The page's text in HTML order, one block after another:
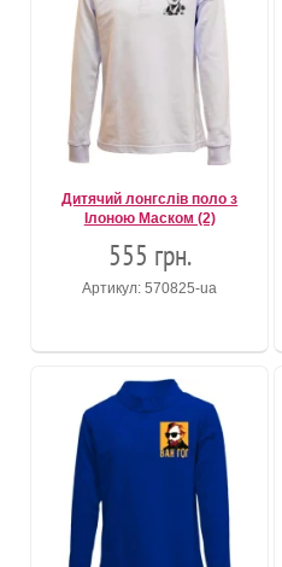
Дитячий лонгслів поло з
Ілоною Маском (2)
555 грн.
Артикул: 570825-ua